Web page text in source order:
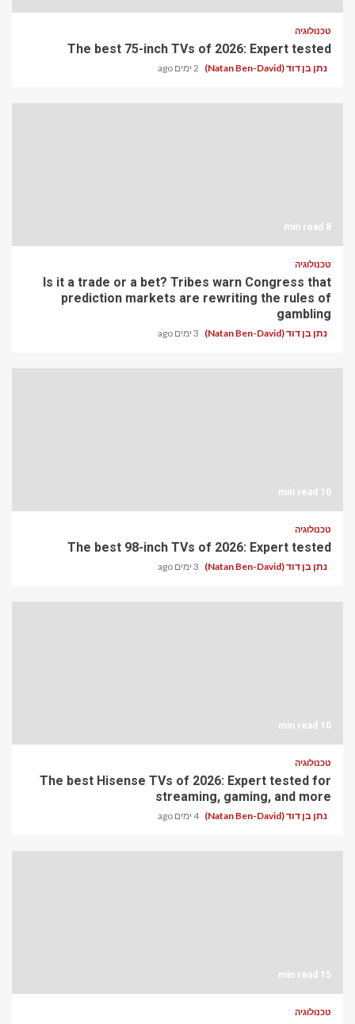
טכנולוגיה
The best 75-inch TVs of 2026: Expert tested
נתן בן דוד (Natan Ben-David) 2 ימים ago
8 min read
טכנולוגיה
Is it a trade or a bet? Tribes warn Congress that
prediction markets are rewriting the rules of
gambling
נתן בן דוד (Natan Ben-David) 3 ימים ago
10 min read
טכנולוגיה
The best 98-inch TVs of 2026: Expert tested
נתן בן דוד (Natan Ben-David) 3 ימים ago
10 min read
טכנולוגיה
The best Hisense TVs of 2026: Expert tested for
streaming, gaming, and more
נתן בן דוד (Natan Ben-David) 4 ימים ago
15 min read
טכנולוגיה